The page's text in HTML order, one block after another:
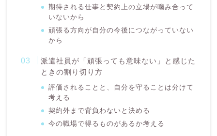
期待される仕事と契約上の立場が噛み合って
いないから
頑張る方向が自分の今後につながっていない
から
派遣社員が「頑張っても意味ない」と感じた
ときの割り切り方
評価されることと、自分を守ることは分けて
考える
契約外まで背負わないと決める
今の職場で得るものがあるか考える